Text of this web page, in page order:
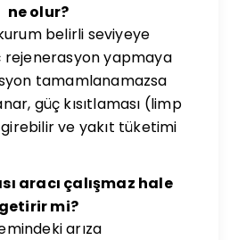
ne olur?
belirli seviyeye
rejenerasyon yapmaya
tamamlanamazsa
güç kısıtlaması (limp
ve yakıt tüketimi
aracı çalışmaz hale
getirir mi?
arıza